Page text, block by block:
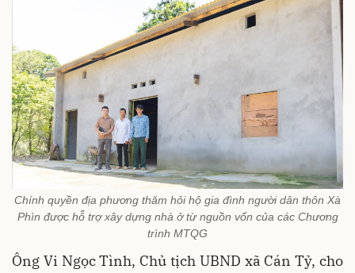
Chính quyền địa phương thăm hỏi hộ gia đình người dân thôn Xà
Phìn được hỗ trợ xây dựng nhà ở từ nguồn vốn của các Chương
trình MTQG
Ông Vi Ngọc Tình, Chủ tịch UBND xã Cán Tỷ, cho